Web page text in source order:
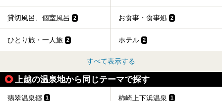
貸切風呂、個室風呂 2 お食事・食事処 2
ひとり旅・一人旅 2 ホテル 2
すべて表示する
上越の温泉地から同じテーマで探す
翡翠温泉郷 1 柿崎上下浜温泉 1